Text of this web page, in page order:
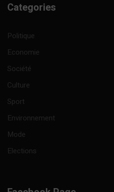
Categories
Politique
Economie
Société
Culture
Sport
Environnement
Mode
Elections